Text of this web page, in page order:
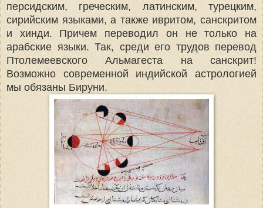
персидским, греческим, латинским, турецким,
сирийским языками, а также ивритом, санскритом
и хинди. Причем переводил он не только на
арабские языки. Так, среди его трудов перевод
Птолемеевского Альмагеста на санскрит!
Возможно современной индийской астрологией
мы обязаны Бируни.